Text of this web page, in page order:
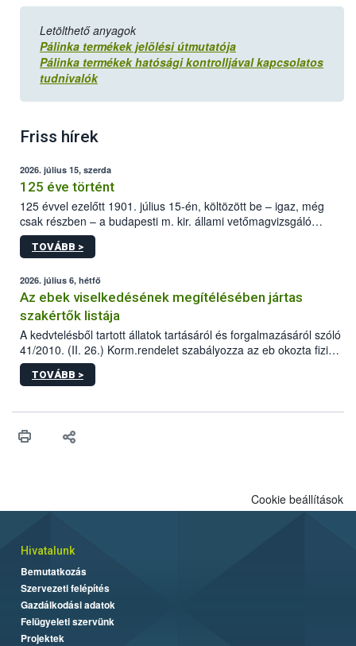
Letölthető anyagok
Pálinka termékek jelölési útmutatója
Pálinka termékek hatósági kontrolljával kapcsolatos
tudnivalók
Friss hírek
2026. július 15, szerda
125 éve történt
125 évvel ezelőtt 1901. július 15-én, költözött be – igaz, még
csak részben – a budapesti m. kir. állami vetőmagvizsgáló
állomás a Kis Rókus utca 15. szám alatti, Czigler Győző által
tervezett új épületébe.
TOVÁBB >
2026. július 6, hétfő
Az ebek viselkedésének megítélésében jártas
szakértők listája
A kedvtelésből tartott állatok tartásáról és forgalmazásáról szóló
41/2010. (II. 26.) Korm.rendelet szabályozza az eb okozta fizikai
sérülés, illetve ennek veszélye keletkezésekor felmerülő
hatósági feladatokat, valamint a veszélyes eb tartását és annak
vonni az ebek viselkedésének megítélésében jártas szakértőt.
TOVÁBB >
Cookie beállítások
Hivatalunk
Bemutatkozás
Szervezeti felépítés
Gazdálkodási adatok
Felügyeleti szervünk
Projektek